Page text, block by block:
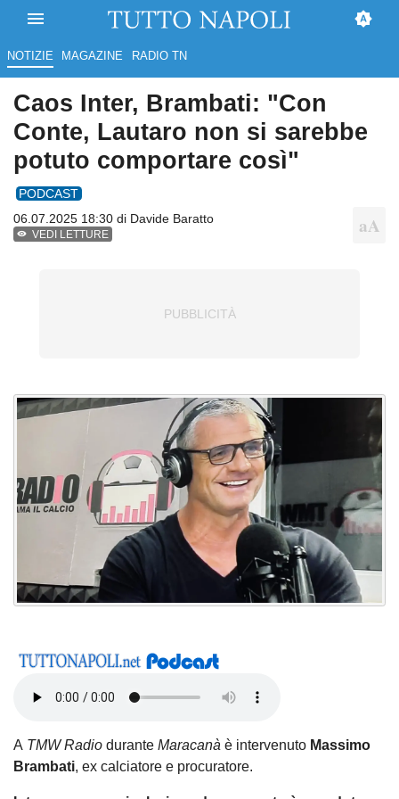
NOTIZIE MAGAZINE RADIO TN
Caos Inter, Brambati: "Con
Conte, Lautaro non si sarebbe
potuto comportare così"
PODCAST
06.07.2025 18:30 di Davide Baratto
VEDI LETTURE
A TMW Radio durante Maracanà è intervenuto Massimo
Brambati, ex calciatore e procuratore.